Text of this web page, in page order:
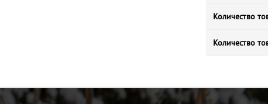
Количество
Количество